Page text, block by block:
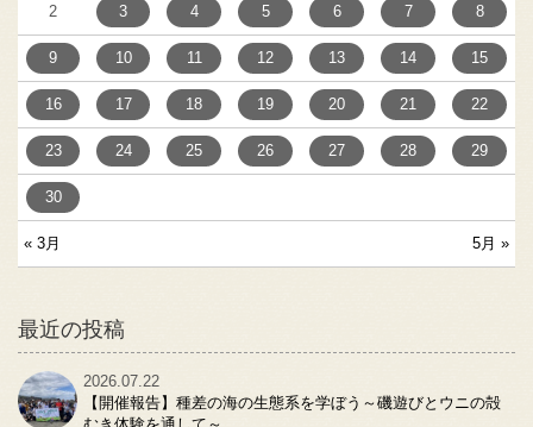
« 3月 5月 »
2 3 4 5 6 7 8
9 10 11 12 13 14 15
16 17 18 19 20 21 22
23 24 25 26 27 28 29
30
最近の投稿
2026.07.22
【開催報告】種差の海の生態系を学ぼう～磯遊びとウニの殻